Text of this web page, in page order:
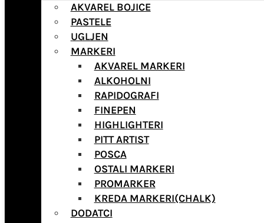
AKVAREL BOJICE
PASTELE
UGLJEN
MARKERI
AKVAREL MARKERI
ALKOHOLNI
RAPIDOGRAFI
FINEPEN
HIGHLIGHTERI
PITT ARTIST
POSCA
OSTALI MARKERI
PROMARKER
KREDA MARKERI(CHALK)
DODATCI